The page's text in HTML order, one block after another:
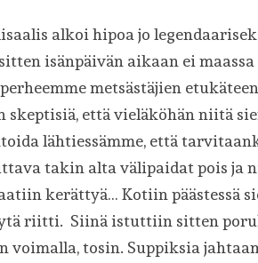
alkoi hipoa jo
isänpäivän aikaan ei
metsästäjien
skeptisiä, että vieläköhän niitä
lähtiessämme, että
takin alta välipaidat pois ja
kerättyä… Kotiin päästessä
riitti. Siinä istuttiin sitten
voimalla, tosin. Suppiksia